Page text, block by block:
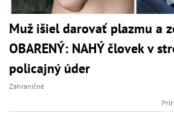
Muž išiel darovať plazmu a
OBARENÝ: NAHÝ človek v
policajný úder
Zahraničné